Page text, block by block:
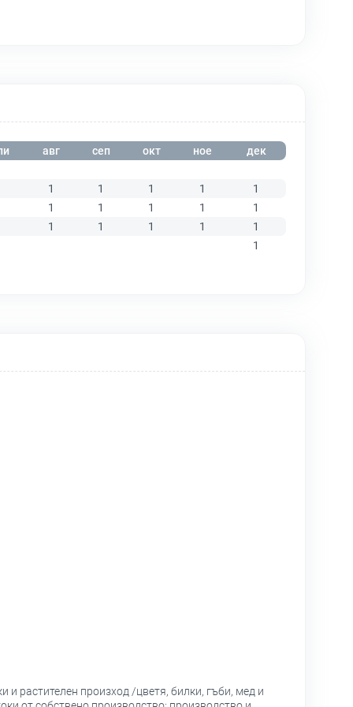
авг сеп окт ное дек
1 1 1 1
1
1 1 1 1
1
1 1 1 1
1
1
и растителен произход /цветя, билки, гъби, мед и